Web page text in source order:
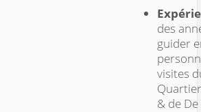
des
guider
visites
& de